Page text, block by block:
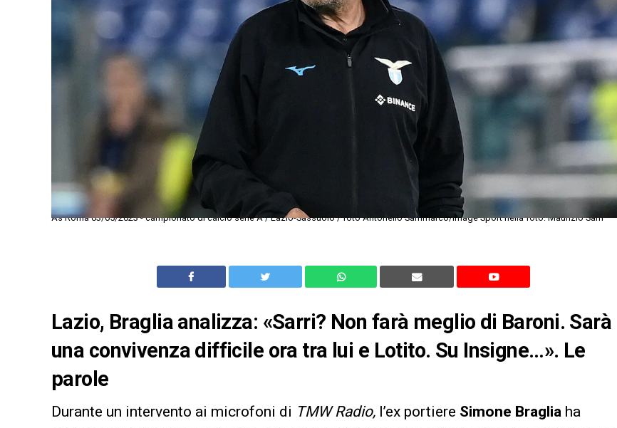
As Roma 03/05/2023 - campionato di calcio serie A / Lazio-Sassuolo / foto Antonello Sammarco/Image Sport nella foto: Maurizio Sarri
Lazio, Braglia analizza: «Sarri? Non farà meglio di Baroni. Sarà
una convivenza difficile ora tra lui e Lotito. Su Insigne…». Le
parole
Durante un intervento ai microfoni di TMW Radio, l’ex portiere Simone Braglia ha